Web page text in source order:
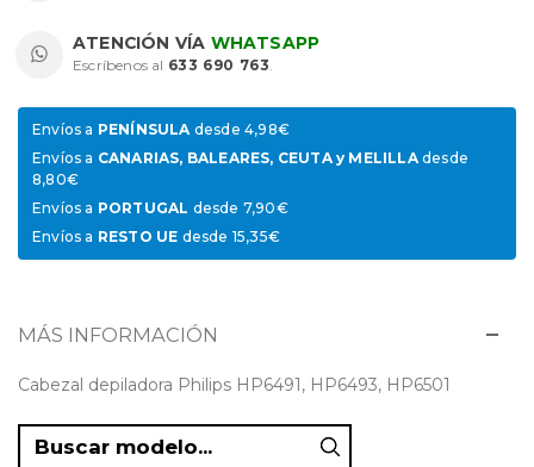
ATENCIÓN VÍA WHATSAPP
Escríbenos al 633 690 763.
Envíos a PENÍNSULAdesde 4,98€
Envíos a CANARIAS, BALEARES, CEUTA y MELILLAdesde
8,80€
Envíos a PORTUGAL desde 7,90€
Envíos a RESTO UE desde 15,35€
MÁS INFORMACIÓN
Cabezal depiladora Philips HP6491, HP6493, HP6501